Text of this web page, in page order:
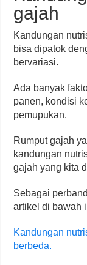
gajah
Kandungan
bisa dipatok
bervariasi.
Ada banyak
panen, kondisi
pemupukan.
Rumput gajah
kandungan
gajah yang kita
Sebagai
artikel di bawah
Kandungan
berbeda.